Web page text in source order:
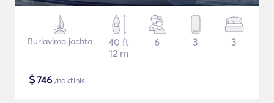
Buriavimo jachta
40 ft
12 m
6 3 3
$746 /naktinis